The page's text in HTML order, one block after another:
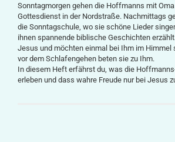
Sonntagmorgen gehen die Hoffmanns mit
Gottesdienst in der Nordstraße. Nachmittags
die Sonntagschule, wo sie schöne Lieder
ihnen spannende biblische Geschichten erzählt
Jesus und möchten einmal bei Ihm im Himmel
vor dem Schlafengehen beten sie zu Ihm.
In diesem Heft erfährst du, was die
erleben und dass wahre Freude nur bei Jesus